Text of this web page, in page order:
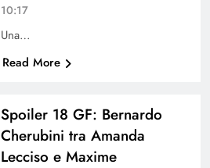
10:17
Una…
Read More
Spoiler 18 GF: Bernardo
Cherubini tra Amanda
Lecciso e Maxime